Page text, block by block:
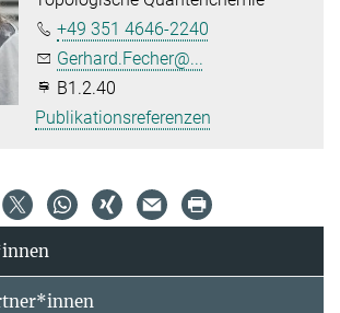
+49 351 4646-2240
Gerhard.Fecher@...
B1.2.40
Publikationsreferenzen